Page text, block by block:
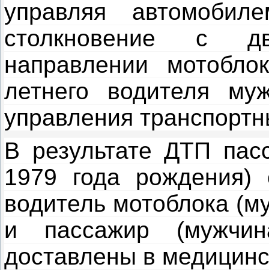
управляя
столкновение с
направлении
летнего водителя
управления
В результате ДТП
1979 года
водитель мотоблока
и пассажир
доставлены в